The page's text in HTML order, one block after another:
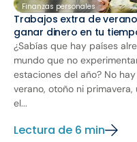
Finanzas personales
Trabajos extra de
ganar dinero en tu
¿Sabías que hay países
mundo que no
estaciones del año? No hay
verano, otoño ni primavera,
el...
Lectura de 6 min